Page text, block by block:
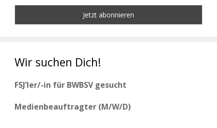
Wir suchen Dich!
FSJ’ler/-in für BWBSV gesucht
Medienbeauftragter (M/W/D)